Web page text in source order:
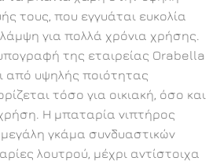
τους, που εγγυάται ευκολία
για πολλά χρόνια χρήσης.
της εταιρείας Orabella
από υψηλής ποιότητας
τόσο για οικιακή, όσο και
Η μπαταρία νιπτήρος
μεγάλη γκάμα συνδυαστικών
λουτρού, μέχρι αντίστοιχα